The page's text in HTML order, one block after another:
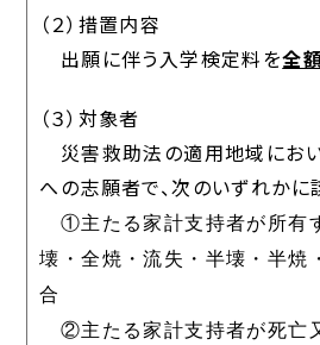
（２）措置内容
出願に伴う入学検定料を全
（３）対象者
災害救助法の適用地域にお
への志願者で、次のいずれかに
①主たる家計支持者が所有
壊・全焼・流失・半壊・半焼
合
②主たる家計支持者が死亡